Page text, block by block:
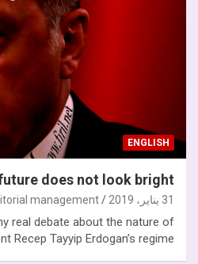
ENGLISH
future does not look bright
31 يناير، 2019 management
real debate about the nature of
Recep Tayyip Erdogan’s regime.…